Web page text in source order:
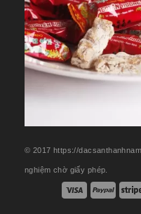
© 2017 https://
nghiệm chờ giấy phép.